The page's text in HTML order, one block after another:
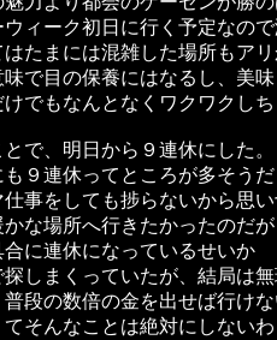
ウィーク初日に行く予定なの
はたまには混雑した場所もア
味で目の保養にはなるし、美
けでもなんとなくワクワクし
で、明日から９連休にした。
も９連休ってところが多そう
仕事をしても捗らないから思
かな場所へ行きたかったのだが
合に連休になっているせいか
探しまくっていたが、結局は
普段の数倍の金を出せば行け
てそんなことは絶対にしない